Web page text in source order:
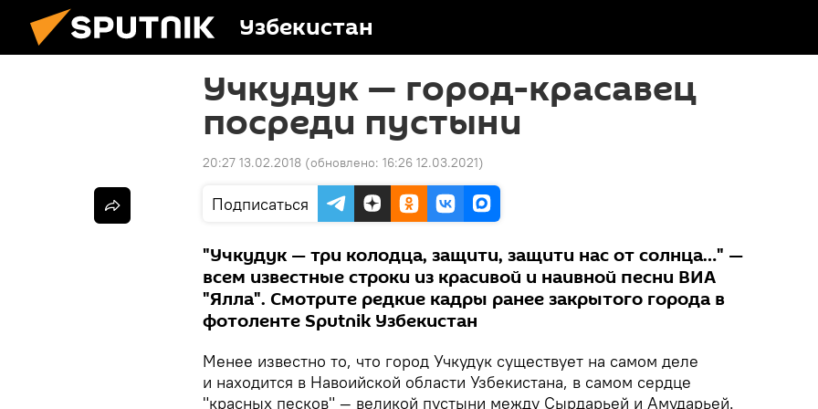
Узбекистан
Учкудук — город-красавец
посреди пустыни
20:27 13.02.2018 (обновлено: 16:26 12.03.2021)
Подписаться
"Учкудук — три колодца, защити, защити нас от солнца…" —
всем известные строки из красивой и наивной песни ВИА
"Ялла". Смотрите редкие кадры ранее закрытого города в
фотоленте Sputnik Узбекистан
Менее известно то, что город Учкудук существует на самом деле
и находится в Навоийской области Узбекистана, в самом сердце
"красных песков" — великой пустыни между Сырдарьей и Амударьей.